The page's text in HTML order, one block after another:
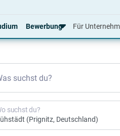
Berufe
Bewerbung
Anschreiben
Vorlagen
Online-Bewerbung
Vorstellungsgespräch
Bewerbungs-Check
Für
suchst du?
suchst du?